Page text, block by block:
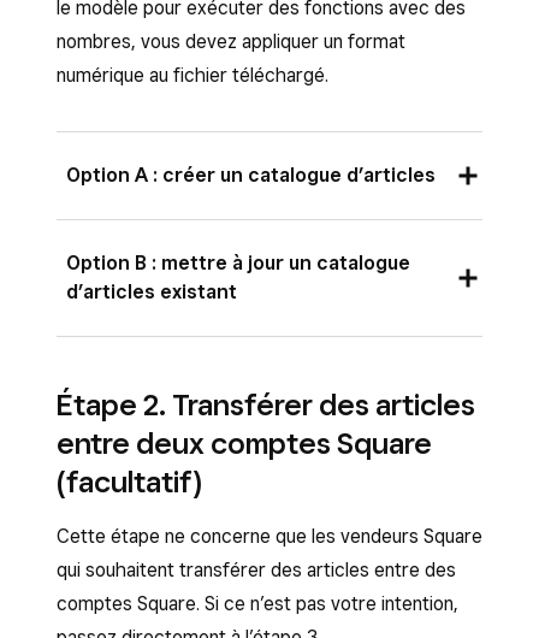
le modèle pour exécuter des fonctions avec des
nombres, vous devez appliquer un format
numérique au fichier téléchargé.
Option A : créer un catalogue d’articles
Connectez-vous au Tableau de bord Square
et cliquez surArticles et services
d’articles.
Cliquez surActions>Exporter le
catalogue
pour télécharger le modèle.
modèle. Le fichier Excel (.xlsx) est alors
Option B : mettre à jour un catalogue
d’articles existant
vos filtres en fonction des articles que vous
souhaitez exporter. L’exportation contient
uniquement les articles que vous visualisez
Connectez-vous au Tableau de bord Square
et cliquez sur
Articles et services
(ou
Articles et cartes
Articles et
Étape 2. Transférer des articles
entre deux comptes Square
(facultatif)
Cette étape ne concerne que les vendeurs Square
qui souhaitent transférer des articles entre des
comptes Square. Si ce n’est pas votre intention,